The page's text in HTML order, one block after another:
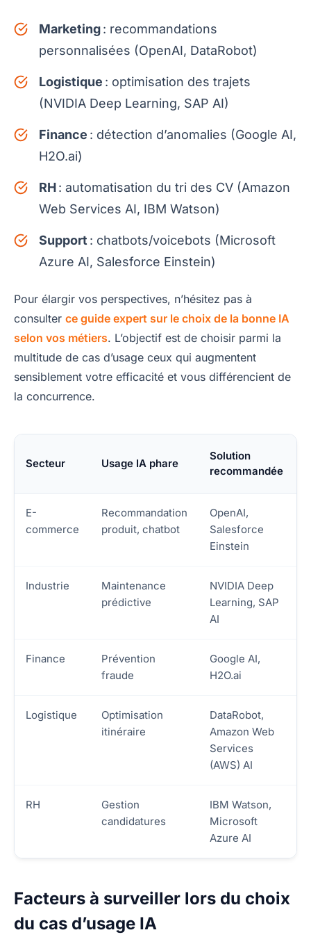
Marketing: recommandations
personnalisées (OpenAI, DataRobot)
Logistique : optimisation des trajets
(NVIDIA Deep Learning, SAP AI)
Finance : détection d’anomalies (Google AI,
H2O.ai)
RH: automatisation du tri des CV (Amazon
Web Services AI, IBM Watson)
Support: chatbots/voicebots (Microsoft
Azure AI, Salesforce Einstein)
Pour élargir vos perspectives, n’hésitez pas à
consulter ce guide expert sur le choix de la bonne IA
selon vos métiers. L’objectif est de choisir parmi la
multitude de cas d’usage ceux qui augmentent
sensiblement votre efficacité et vous différencient de
la concurrence.
Secteur Usage IA phare
Solution
recommandée
E-
commerce
Recommandation
produit, chatbot
OpenAI,
Salesforce
Einstein
Industrie
Maintenance
prédictive
NVIDIA Deep
Learning, SAP
AI
Finance
Prévention
fraude
Google AI,
H2O.ai
Logistique
Optimisation
itinéraire
DataRobot,
Amazon Web
Services
(AWS) AI
RH
Gestion
candidatures
IBM Watson,
Microsoft
Azure AI
Facteurs à surveiller lors du choix
du cas d’usage IA